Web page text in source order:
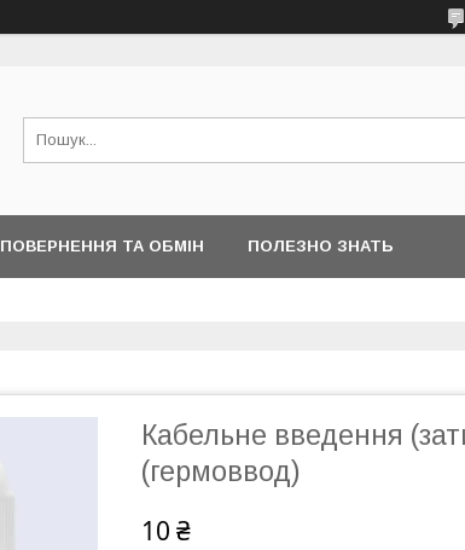
ПОВЕРНЕННЯ ТА ОБМІН ПОЛЕЗНО ЗНАТЬ
Кабельне введення
(гермоввод)
10 ₴